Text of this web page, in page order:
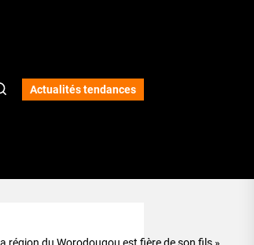
Actualités tendances